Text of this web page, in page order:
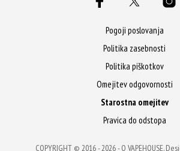
Pogoji poslovanja
Politika zasebnosti
Politika piškotkov
Omejitev odgovornosti
Starostna omejitev
Pravica do odstopa
COPYRIGHT © 2016 - 2026 -Q VAPEHOUSE.